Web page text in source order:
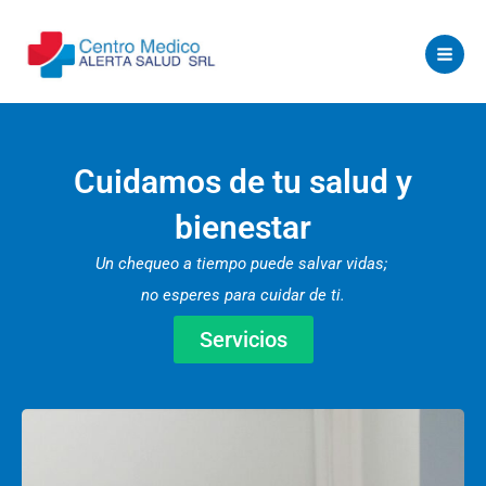
contenido
Cuidamos de tu salud y
bienestar
Un chequeo a tiempo puede salvar vidas;
no esperes para cuidar de ti.
Servicios